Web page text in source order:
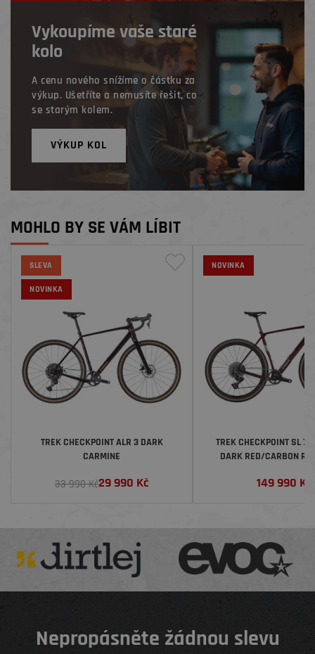
Vykoupíme vaše staré
kolo
A cenu nového snížíme o částku za
výkup. Ušetříte a nemusíte řešit, co
se starým kolem.
VÝKUP KOL
MOHLO BY SE VÁM LÍBIT
SLEVA
NOVINKA
TREK CHECKPOINT ALR 3 DARK
CARMINE
33 990 Kč29 990 Kč
NOVINKA
TREK CHECKPOINT SL 7
DARK RED/CARBON
149 990 Kč
Nepropásněte žádnou slevu